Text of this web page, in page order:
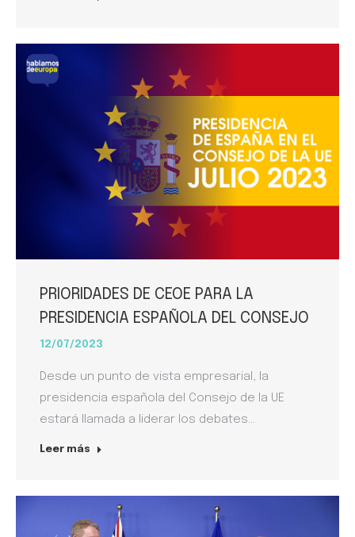
PRIORIDADES DE CEOE PARA LA
PRESIDENCIA ESPAÑOLA DEL CONSEJO
12/07/2023
Desde un punto de vista empresarial, la
presidencia española del Consejo de la UE
estará llamada a liderar los debates…
Leer más